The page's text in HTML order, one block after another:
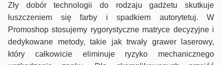
Zły dobór technologii do rodzaju gadżetu skutkuje
łuszczeniem się farby i spadkiem autorytetuj. W
Promoshop stosujemy rygorystyczne matryce decyzyjne i
dedykowane metody, takie jak trwały grawer laserowy,
który całkowicie eliminuje ryzyko mechanicznego